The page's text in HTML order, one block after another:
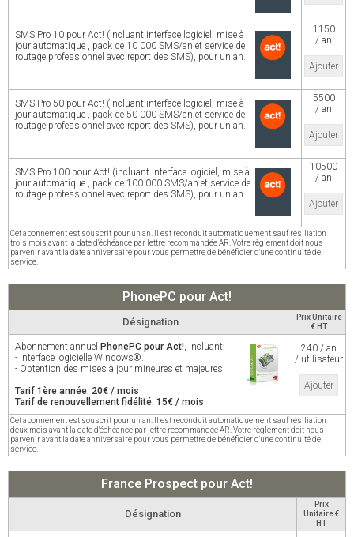
SMS Pro 10 pour Act! (incluant interface logiciel, mise à
jour automatique , pack de 10 000 SMS/an et service de
routage professionnel avec report des SMS), pour un an.
1150
/ an
Ajouter
SMS Pro 50 pour Act! (incluant interface logiciel, mise à
jour automatique , pack de 50 000 SMS/an et service de
routage professionnel avec report des SMS), pour un an.
5500
/ an
Ajouter
SMS Pro 100 pour Act! (incluant interface logiciel, mise à
jour automatique , pack de 100 000 SMS/an et service de
routage professionnel avec report des SMS), pour un an.
10500
/ an
Ajouter
Cet abonnement est souscrit pour un an. Il est reconduit automatiquement sauf résiliation
trois mois avant la date d'échéance par lettre recommandée AR. Votre règlement doit nous
parvenir avant la date anniversaire pour vous permettre de bénéficier d'une continuité de
service.
PhonePC pour Act!
Désignation
Prix Unitaire
€ HT
Abonnement annuel PhonePC pour Act!, incluant:
- Interface logicielle Windows®.
- Obtention des mises à jour mineures et majeures.
Tarif 1ère année: 20€ / mois
Tarif de renouvellement fidélité: 15€ / mois
240 / an
/ utilisateur
Ajouter
Cet abonnement est souscrit pour un an. Il est reconduit automatiquement sauf résiliation
deux mois avant la date d'échéance par lettre recommandée AR. Votre règlement doit nous
parvenir avant la date anniversaire pour vous permettre de bénéficier d'une continuité de
service.
France Prospect pour Act!
Désignation
Prix
Unitaire €
HT